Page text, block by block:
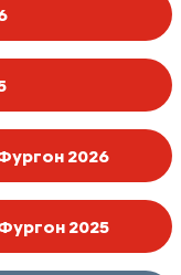
2026
2025